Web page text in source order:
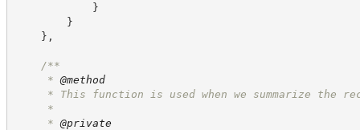
}
}
} ,
/**
* @method
* This function is used when we summarize the
*
* @private